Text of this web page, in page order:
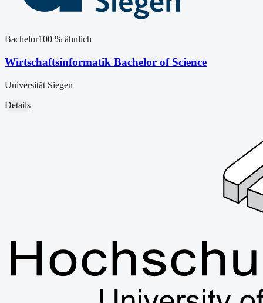
Bachelor100 % ähnlich
Wirtschaftsinformatik Bachelor of Science
Universität Siegen
Details